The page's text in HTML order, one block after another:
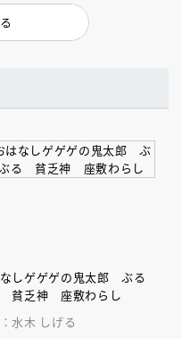
しゲゲゲの鬼太郎 ぶる
貧乏神 座敷わらし
水木 しげる